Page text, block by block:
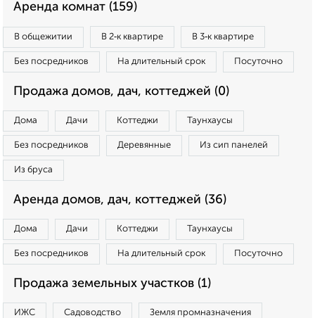
Аренда комнат (159)
В общежитии В 2‑к квартире В 3‑к квартире
Без посредников На длительный срок Посуточно
Продажа домов, дач, коттеджей (0)
Дома Дачи Коттеджи Таунхаусы
Без посредников Деревянные Из сип панелей
Из бруса
Аренда домов, дач, коттеджей (36)
Дома Дачи Коттеджи Таунхаусы
Без посредников На длительный срок Посуточно
Продажа земельных участков (1)
ИЖС Садоводство Земля промназначения